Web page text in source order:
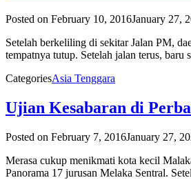
Posted on February 10, 2016January 27,
Setelah berkeliling di sekitar Jalan PM,
tempatnya tutup. Setelah jalan terus,
CategoriesAsia Tenggara
Ujian Kesabaran di
Posted on February 7, 2016January 27,
Merasa cukup menikmati kota kecil
Panorama 17 jurusan Melaka Sentral.